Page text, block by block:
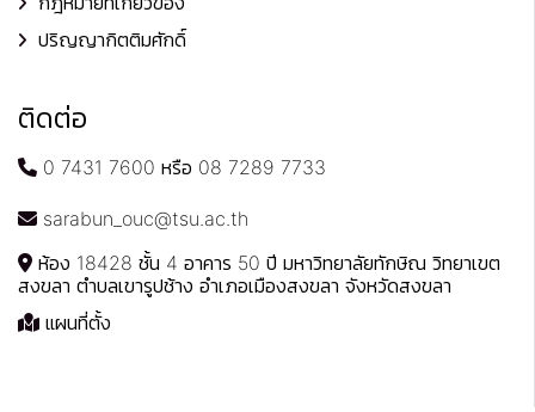
ปริญญากิตติมศักดิ์
ติดต่อ
0 7431 7600 หรือ 08 7289 7733
sarabun_ouc@tsu.ac.th
ห้อง 18428 ชั้น 4 อาคาร 50 ปี มหาวิทยาลัยทักษิณ วิทยาเขต
สงขลา ตำบลเขารูปช้าง อำเภอเมืองสงขลา จังหวัดสงขลา
แผนที่ตั้ง